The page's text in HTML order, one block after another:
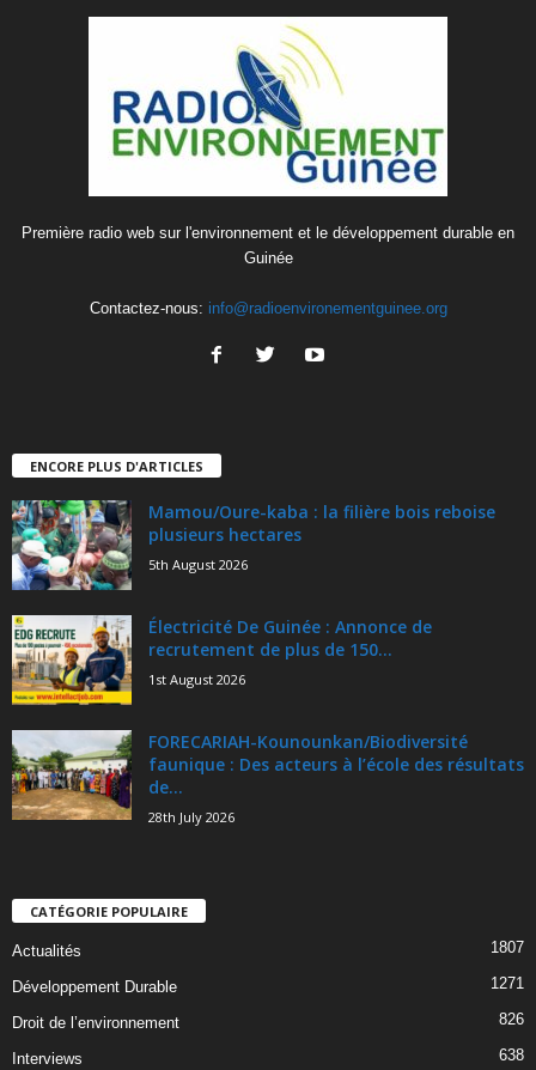
Première radio web sur l'environnement et le développement durable en
Guinée
Contactez-nous: info@radioenvironementguinee.org
ENCORE PLUS D'ARTICLES
Mamou/Oure-kaba : la filière bois reboise
plusieurs hectares
5th August 2026
Électricité De Guinée : Annonce de
recrutement de plus de 150...
1st August 2026
FORECARIAH-Kounounkan/Biodiversité
faunique : Des acteurs à l’école des résultats
de...
28th July 2026
CATÉGORIE POPULAIRE
Actualités 1807
Développement Durable 1271
Droit de l’environnement 826
Interviews 638